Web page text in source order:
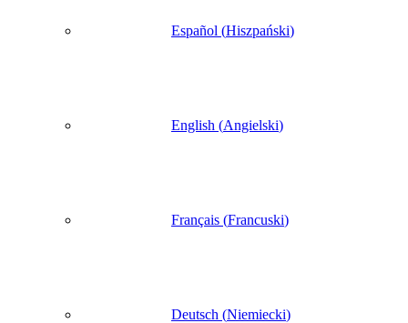
Español (Hiszpański)
English (Angielski)
Français (Francuski)
Deutsch (Niemiecki)